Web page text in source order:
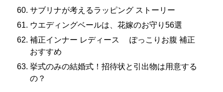
サブリナが考えるラッピング ストーリー
ウエディングベールは、花嫁のお守り56選
補正インナー レディース ぽっこりお腹 補正
おすすめ
挙式のみの結婚式！招待状と引出物は用意する
の？